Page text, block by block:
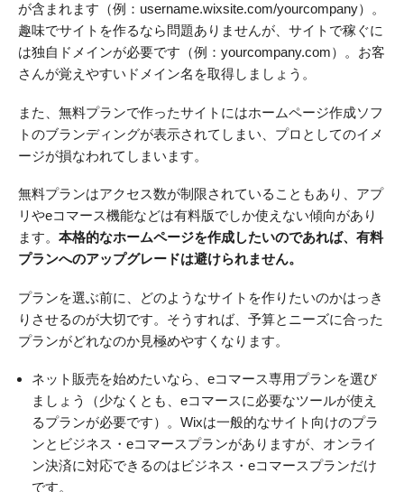
が含まれます（例：username.wixsite.com/yourcompany）。
趣味でサイトを作るなら問題ありませんが、サイトで稼ぐに
は独自ドメインが必要です（例：yourcompany.com）。お客
さんが覚えやすいドメイン名を取得しましょう。
また、無料プランで作ったサイトにはホームページ作成ソフ
トのブランディングが表示されてしまい、プロとしてのイメ
ージが損なわれてしまいます。
無料プランはアクセス数が制限されていることもあり、アプ
リやeコマース機能などは有料版でしか使えない傾向があり
ます。 本格的なホームページを作成したいのであれば、有料
プランへのアップグレードは避けられません。
プランを選ぶ前に、どのようなサイトを作りたいのかはっき
りさせるのが大切です。そうすれば、予算とニーズに合った
プランがどれなのか見極めやすくなります。
ネット販売を始めたいなら、eコマース専用プランを選び
ましょう（少なくとも、eコマースに必要なツールが使え
るプランが必要です）。Wixは一般的なサイト向けのプラ
ンとビジネス・eコマースプランがありますが、オンライ
ン決済に対応できるのはビジネス・eコマースプランだけ
です。